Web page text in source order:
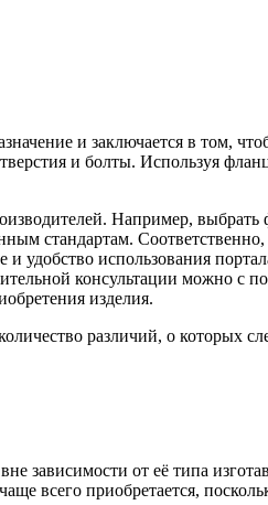
и заключается в том,
и болты. Используя
Например,
стандартам.
и удобство использования
консультации можно с
изделия.
различий, о которых
зависимости от её типа
всего приобретается,